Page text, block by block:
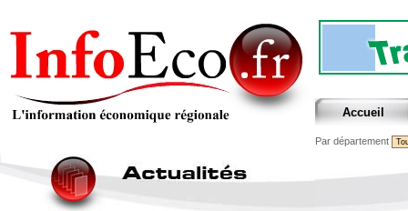
Accueil
Par département